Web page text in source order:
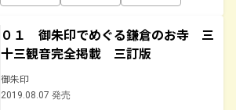
０１ 御朱印でめぐる鎌倉のお寺 三
十三観音完全掲載 三訂版
御朱印
2019.08.07 発売